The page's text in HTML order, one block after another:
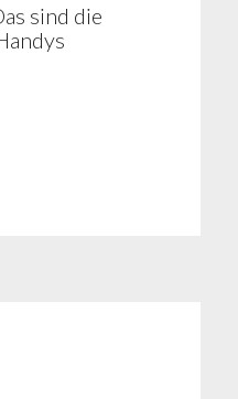
sind die